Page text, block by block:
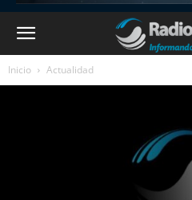
Inicio Actualidad